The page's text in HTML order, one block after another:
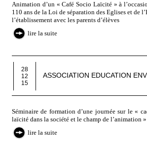
Animation d’un « Café Socio Laïcité » à
110 ans de la Loi de séparation des Eglises et de
l’établissement avec les parents d’élèves
lire la suite
28
12
15
ASSOCIATION EDUCATION
Séminaire de formation d’une journée sur le «
laïcité dans la société et le champ de l’animation »
lire la suite